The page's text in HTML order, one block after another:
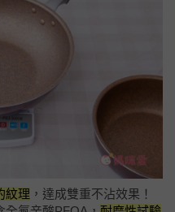
紋理 ，達成雙重不沾效果！